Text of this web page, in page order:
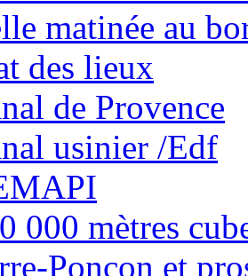
matinée au
des lieux
de Provence
usinier /Edf
000 mètres
Ponçon et